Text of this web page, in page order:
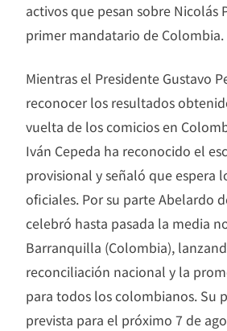
activos que pesan sobre Nicolás
primer mandatario de Colombia.
Mientras el Presidente Gustavo
reconocer los resultados
vuelta de los comicios en
Iván Cepeda ha reconocido el
provisional y señaló que espera
oficiales. Por su parte Abelardo
celebró hasta pasada la media
Barranquilla (Colombia),
reconciliación nacional y la
para todos los colombianos. Su
prevista para el próximo 7 de